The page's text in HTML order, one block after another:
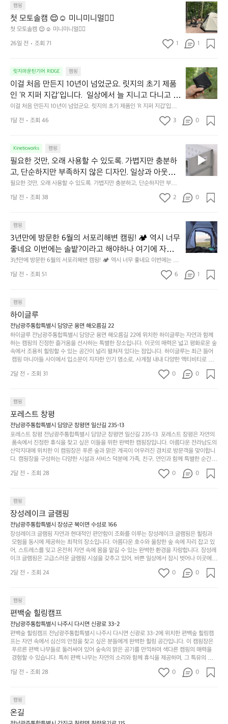
줍니다.  이 슬립 웜을 쓰는 것만으로 그곳은 나만의 밤
이 됩니다.  안녕히 주무세요.
밤이 됩니다.  안녕히 주무세요.
도
자
연
속
에
의
휴
식
에
도
이
중
인
차
안
서
도
구
나
잠
에
기
까
이
걸
리
는
순
다.
그
럴
때
는
차
을
가
려
보
세
요.
튼
을
조
용
히
캠핑
첫 모토솔캠 😌☺️ 미니미니멀👌🏼
첫 모토솔캠 😌☺️ 미니미니멀👌🏼
첫
모
토
솔
캠
☺️
미
니
미
멀
👌🏼
26일 전 조회 71 1 1
릿지마운틴기어 RIDGE 캠핑
이걸 처음 만든지 10년이 넘었군요. 릿지의 초기 제품
인 ‘R 지퍼 지갑’입니다.  일상에서 늘 지니고 다니고 싶
어지는 물건에는 크기, 무게, 형태, 색감 사이의 아주 미
묘한 밸런스가 존재합니다.  예를 들자면 일에 집중하
느라 책상 위 가장자리에 대충 걸쳐 놓아도 시야에 걸
는 균형감에서 출발했습니다.  그중에서도 슬림함에 철
저히 집착했습니다. 튼튼한 내구도와 넉넉한 수납력을
해치치 않는 선에서, 가장 가볍고 얇게 설계했습니다.
이 디자인과 사용감은, 꼭 직접 손으로 만져보며 경험
해 보시기를 바랍니다.
이걸 처음 만든지 10년이 넘었군요. 릿지의 초기 제품인 ‘R 지퍼 지갑’입니
다.  일상에서 늘 지니고 다니고 싶어지는 물건에는 크기, 무게, 형태, 색감
사이의 아주 미묘한 밸런스가 존재합니다.  예를 들자면 일에 집중하느라 책
철저히 집착했습니다. 튼튼한 내구도와 넉넉한 수납력을 해치치 않는 선에
서, 가장 가볍고 얇게 설계했습니다.  이 디자인과 사용감은, 꼭 직접 손으로
만져보며 경험해 보시기를 바랍니다.
이
걸
처
음
든
0
년
이
넘
군
지
의
초
기
품
갑’입
니
다.
일
상
에
고
다
니
고
싶
어
는
크
기,
무
게,
이
의
아
주
미
1달 전 조회 46 3 0
Kineticworks 캠핑
필요한 것만, 오래 사용할 수 있도록. 가볍지만 충분하
고, 단순하지만 부족하지 않은 디자인. 일상과 아웃도
어의 경계를 자연스럽게 이어주는 RIDGE MOUNTAIN
GEAR. 키네틱웍스에서 만나보세요.
필요한 것만, 오래 사용할 수 있도록. 가볍지만 충분하고, 단순하지만 부족하
지 않은 디자인. 일상과 아웃도어의 경계를 자연스럽게 이어주는 RIDGE M
OUNTAIN GEAR. 키네틱웍스에서 만나보세요.
필
요
한
것
오
용
할
수
있
록.
분
하
고,
단
순
하
하
지
않
은
디
자
웃
도
어
의
경
럽
게
이
어
주
1달 전 조회 38 2 0
캠핑
3년만에 방문한 6월의 서포리해변 캠핑! 🏕 역시 너무
좋네요 이번에는 솔밭?이라고 해야하나 여기에 자리를
잡았는데 정말 시원하고 경치도 좋네요  서해치고 물도
맑은편, 아이들도 놀기 좋고 1박 2일은 넘 짧게 느껴지
네요  .1박 1동 1만원 (수금은 7시쯤, 동네에서 관리) .수
바로 화장실있음 .5분거리 cu .2분거리 음식점  항구에
서부터 해변까지 버스도 다니네요 ㅎㅎㅎ 아이들 엄청
좋아하네요 점심쯤도착해서 철수할때까지 물놀이 3
타임이나 했네요 ⛱️
3년만에 방문한 6월의 서포리해변 캠핑! 🏕 역시 너무 좋네요 이번에는 솔
밭?이라고 해야하나 여기에 자리를 잡았는데 정말 시원하고 경치도 좋네요
서해치고 물도 맑은편, 아이들도 놀기 좋고 1박 2일은 넘 짧게 느껴지네요  .
항구에서부터 해변까지 버스도 다니네요 ㅎㅎㅎ 아이들 엄청 좋아하네요 점
심쯤도착해서 철수할때까지 물놀이 3타임이나 했네요 ⛱️
년
만
에
문
포
리
해
변
캠
핑!
무
좋
네
요
이
이
라
고
해
야
하
리
를
잡
았
는
1달 전 조회 51 6 1
캠핑
하이글루
전남광주통합특별시 담양군 용면 해오름길 22
하이글루 전남광주통합특별시 담양군 용면 해오름길 22에 위치한 하이글루는 자연과 함께
하는 캠핑의 진정한 즐거움을 선사하는 특별한 장소입니다. 이곳의 매력은 넓고 평화로운 숲
속에서 조용히 힐링할 수 있는 공간이 널리 펼쳐져 있다는 점입니다. 하이글루는 최근 들어
캠핑 마니아들 사이에서 입소문이 자자한 인기 명소로, 사계절 내내 다양한 액티비티로 방
문객들을 맞이합니다. 특히, 하이글루의 독특한 시설인 글램핑 텐트는 고객들에게 아늑한 잠
자리를 제공하며, 캠핑의 매력을 한층 더해 줍니다. 밖에서는 자연의 소리를 들으며, 내부에
함께 좋은 시간을 보낼 수 있다는 것입니다. 또한, 하이글루 인근에는 다양한 트레킹 코스와
자전거 도로가 있어 아웃도어 활동을 좋아하는 이들에게 더욱 참조할 만한 장소가 됩니다.
담양의 아름다운 자연과 함께, 건강한 레저 활동을 즐기며 행복한 캠핑 경험을 쌓으실 수 있
습니다. 하이글루에서 특별한 순간을 만끽해보세요. 따뜻한 햇살과 함께하는 아침, 상징적인
담양의 죽녹원과 함께 어우러진 저녁, 그리고 고요한 밤하늘 아래에서 별을 바라보며 나누는
이야기들은 여러분의 캠핑 여행을 더욱 특별하게 만들어 줄 것입니다.  인기 정도: ★★★★
★
2달 전 조회 31 0 0
캠핑
포레스트 창평
전남광주통합특별시 담양군 창평면 일산길 235-13
포레스트 창평 전남광주통합특별시 담양군 창평면 일산길 235-13  포레스트 창평은 자연의
품속에서 진정한 휴식을 찾고 싶은 이들을 위한 완벽한 캠핑장입니다. 아름다운 전라남도의
산악지대에 위치한 이 캠핑장은 푸른 숲과 맑은 계곡이 어우러진 경치로 방문객을 맞이합니
다. 캠핑장을 구성하는 다양한 시설과 서비스 덕분에 가족, 친구, 연인과 함께 특별한 순간을
만들어갈 수 있는 최적의 공간이 됩니다.  포레스트 창평은 주말마다 직접 재배한 신선한 농
산물을 제공하는 캠핑장으로, 현지에서만 느낄 수 있는 자연의 맛을 경험할 수 있습니다. 또
으며 깊은 숙면을 취할 수 있는 기회를 제공합니다.  이곳은 자연과의 완벽한 조화를 이루며,
다채로운 야외 활동을 제공합니다. 특히 어린이들은 안전하게 놀 수 있는 놀이시설이 마련
되어 있어 부모님들과 함께 즐거운 시간을 보낼 수 있습니다. 주변의 다양한 관광지와 먹거
리를 탐험하는 재미도 포레스트 창평의 매력 중 하나입니다.  또한, 캠핑장을 방문한 후 지속
적으로 재방문하는 이들이 많아 인기가 날로 상승하고 있습니다. 포레스트 창평은 단순한 캠
핑 그 이상을 제공하며, 자연을 사랑하는 모든 이들에게 꼭 한번 경험해봐야 할 장소로 자리
잡았습니다.  인기 정도: ★★★★★
2달 전 조회 28 0 0
캠핑
장성레이크 글램핑
전남광주통합특별시 장성군 북이면 수성로 166
장성레이크 글램핑 자연과 현대적인 편안함이 조화를 이루는 장성레이크 글램핑은 힐링과
모험을 동시에 제공하는 최적의 장소입니다. 아름다운 호수와 울창한 숲 속에 자리 잡고 있
어, 스트레스를 잊고 온전히 자연 속에 몸을 맡길 수 있는 완벽한 환경을 자랑합니다. 장성레
이크 글램핑은 고급스러운 글램핑 시설을 갖추고 있어, 바쁜 일상에서 잠시 벗어나 이곳에
오면 사치스러운 휴식이 가능해집니다. 독립된 텐트에서 제공되는 특별한 불멍 공간은 소중
한 사람과 함께 따뜻한 이야기를 나눌 수 있는 소중한 시간을 만들어 줍니다. 또한, 주변의 자
을 창출하는 시간이 될 것입니다. 특히 식사를 좋아하는 분들에게는 매주 특별한 바비큐 파
티와 지역에서 나는 신선한 재료로 만든 다양한 요리를 제공하여 미각을 만족시켜 줍니다.
장성레이크 글램핑은 그 아름다운 경관과 최고 품질의 시설 덕분에 최근 몇 년 사이에 특히
주목받고 있는 캠핑장 중 하나입니다. 주말이면 방문객이 가득해 예약이 빠르게 차는 만큼
미리 일정을 계획하시는 것이 좋습니다. 나만의 프라이빗한 공간에서 가족 및 사랑하는 사
람들과 함께하세요. 당신의 대자연 속 힐링을 기다리는 장성레이크 글램핑은 언젠가 반드시
방문해봐야 할 명소로 자리매김하였습니다. 인기 정도: ★★★★★
2달 전 조회 24 0 0
캠핑
편백숲 힐링캠프
전남광주통합특별시 나주시 다시면 신광로 33-2
편백숲 힐링캠프 전남광주통합특별시 나주시 다시면 신광로 33-2에 위치한 편백숲 힐링캠
프는 자연 속에서 심신의 안정을 찾고 싶은 분들에게 완벽한 힐링 공간입니다. 이 캠핑장은
푸르른 편백 나무들로 둘러싸여 있어 숲속의 맑은 공기를 만끽하며 색다른 캠핑의 매력을
경험할 수 있습니다. 특히 편백 나무는 자연의 소리와 함께 휴식을 제공하며, 그 특유의 아로
마향이 심리적 안정감을 가져다줍니다. 이곳에서 아침 햇살을 맞으며 조용한 숲속에서의 커
피 한 잔은 그 어떤 도시의 카페에서 느끼기 힘든 특별함을 선사합니다. 편백숲 힐링캠프는
즐길 수 있는 기회도 많은데, 자전거를 타거나 숲속을 거닐며 다양한 생태계를 체험해보는
것도 일상의 스트레스를 잊게 해줍니다. 또한, 캠프파이어를 즐기며 별빛 아래서 시간을 보
내는 것은 일상에서 벗어나 새로운 여유를 찾는 방법입니다. 운영자는 항상 방문객의 편안함
1달 전 조회 28 0 0
캠핑
온길